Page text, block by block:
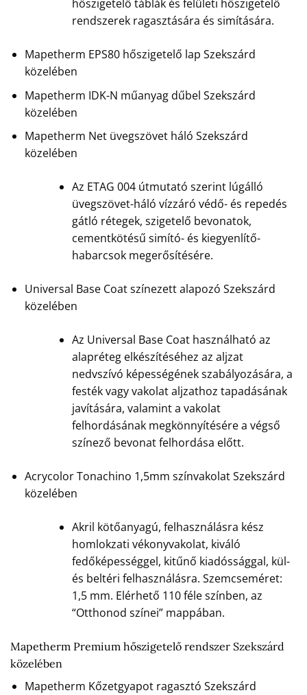
hőszigetelő táblák és felületi hőszigetelő
rendszerek ragasztására és simítására.
Mapetherm EPS80 hőszigetelő lap Szekszárd
közelében
Mapetherm IDK-N műanyag dűbel Szekszárd
közelében
Mapetherm Net üvegszövet háló Szekszárd
közelében
Az ETAG 004 útmutató szerint lúgálló
üvegszövet-háló vízzáró védő- és repedés
gátló rétegek, szigetelő bevonatok,
cementkötésű simító- és kiegyenlítő-
habarcsok megerősítésére.
Universal Base Coat színezett alapozó Szekszárd
közelében
Az Universal Base Coat használható az
alapréteg elkészítéséhez az aljzat
nedvszívó képességének szabályozására, a
festék vagy vakolat aljzathoz tapadásának
javítására, valamint a vakolat
felhordásának megkönnyítésére a végső
színező bevonat felhordása előtt.
Acrycolor Tonachino 1,5mm színvakolat Szekszárd
közelében
Akril kötőanyagú, felhasználásra kész
homlokzati vékonyvakolat, kiváló
fedőképességgel, kitűnő kiadóssággal, kül-
és beltéri felhasználásra. Szemcseméret:
1,5 mm. Elérhető 110 féle színben, az
“Otthonod színei” mappában.
Mapetherm Premium hőszigetelő rendszer Szekszárd
közelében
Mapetherm Kőzetgyapot ragasztó Szekszárd